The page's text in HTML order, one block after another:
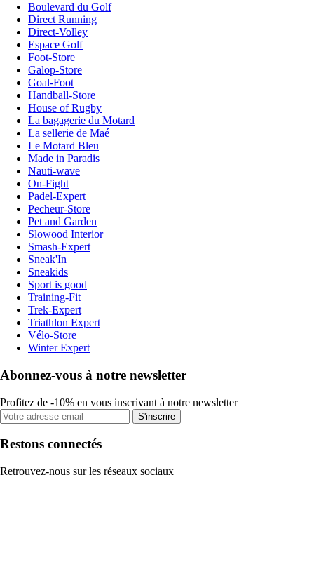
Boulevard du Golf
Direct Running
Direct-Volley
Espace Golf
Foot-Store
Galop-Store
Goal-Foot
Handball-Store
House of Rugby
La bagagerie du Motard
La sellerie de Maé
Le Motard Bleu
Made in Paradis
Nauti-wave
On-Fight
Padel-Expert
Pecheur-Store
Pet and Garden
Slowood Interior
Smash-Expert
Sneak'In
Sneakids
Sport is good
Training-Fit
Trek-Expert
Triathlon Expert
Vélo-Store
Winter Expert
Abonnez-vous à notre newsletter
Profitez de -10% en vous inscrivant à notre newsletter
S'inscrire
Restons connectés
Retrouvez-nous sur les réseaux sociaux